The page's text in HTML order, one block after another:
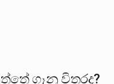
ගෑනු විතරද?